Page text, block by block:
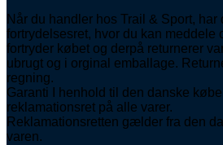
Når du handler hos Trail & Sport, har
fortrydelsesret, hvor du kan meddele
fortryder købet og derpå returnerer
ubrugt og i orginal emballage.
regning.
Garanti I henhold til den danske
reklamationsret på alle varer.
Reklamationsretten gælder fra den
varen.